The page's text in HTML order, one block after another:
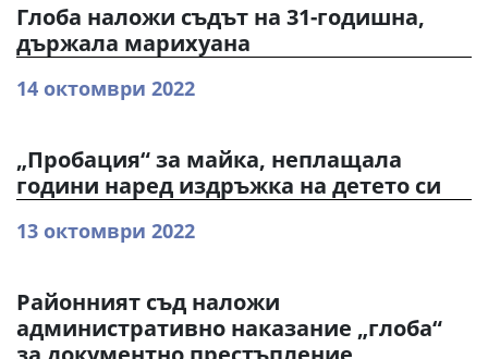
Глоба наложи съдът на 31-годишна,
държала марихуана
14 октомври 2022
„Пробация“ за майка, неплащала
години наред издръжка на детето си
13 октомври 2022
Районният съд наложи
административно наказание „глоба“